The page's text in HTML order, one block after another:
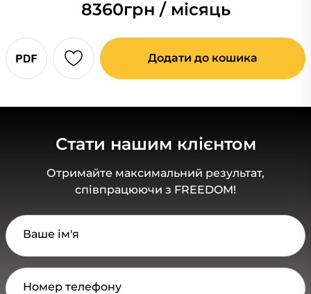
8360грн / місяць
Додати до кошика
Стати нашим клієнтом
Отримайте максимальний результат,
співпрацюючи з FREEDOM!
Ваше ім'я
Номер телефону